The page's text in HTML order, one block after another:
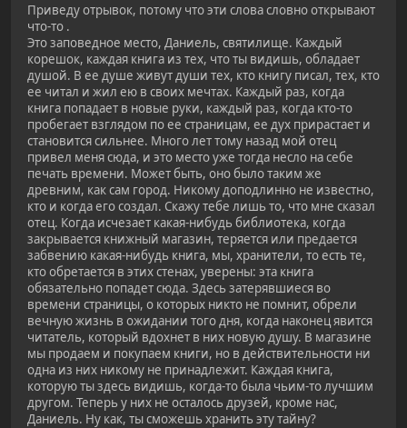
Приведу отрывок, потому что эти слова словно открывают
что-то .
Это заповедное место, Даниель, святилище. Каждый
корешок, каждая книга из тех, что ты видишь, обладает
душой. В ее душе живут души тех, кто книгу писал, тех, кто
ее читал и жил ею в своих мечтах. Каждый раз, когда
книга попадает в новые руки, каждый раз, когда кто-то
пробегает взглядом по ее страницам, ее дух прирастает и
становится сильнее. Много лет тому назад мой отец
привел меня сюда, и это место уже тогда несло на себе
печать времени. Может быть, оно было таким же
древним, как сам город. Никому доподлинно не известно,
кто и когда его создал. Скажу тебе лишь то, что мне сказал
отец. Когда исчезает какая-нибудь библиотека, когда
закрывается книжный магазин, теряется или предается
забвению какая-нибудь книга, мы, хранители, то есть те,
кто обретается в этих стенах, уверены: эта книга
обязательно попадет сюда. Здесь затерявшиеся во
времени страницы, о которых никто не помнит, обрели
вечную жизнь в ожидании того дня, когда наконец явится
читатель, который вдохнет в них новую душу. В магазине
мы продаем и покупаем книги, но в действительности ни
одна из них никому не принадлежит. Каждая книга,
которую ты здесь видишь, когда-то была чьим-то лучшим
другом. Теперь у них не осталось друзей, кроме нас,
Даниель. Ну как, ты сможешь хранить эту тайну?